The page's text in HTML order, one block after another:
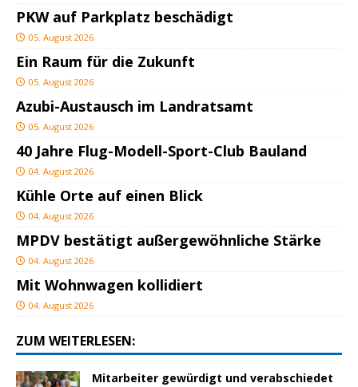
PKW auf Parkplatz beschädigt
05. August 2026
Ein Raum für die Zukunft
05. August 2026
Azubi-Austausch im Landratsamt
05. August 2026
40 Jahre Flug-Modell-Sport-Club Bauland
04. August 2026
Kühle Orte auf einen Blick
04. August 2026
MPDV bestätigt außergewöhnliche Stärke
04. August 2026
Mit Wohnwagen kollidiert
04. August 2026
ZUM WEITERLESEN:
Mitarbeiter gewürdigt und verabschiedet